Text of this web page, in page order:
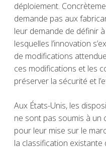
déploiement.
demande pas aux
leur demande de définir
lesquelles l’innovation
de modifications
ces modifications et les
préserver la sécurité et
Aux États-Unis, les
ne sont pas soumis à un
pour leur mise sur le
la classification